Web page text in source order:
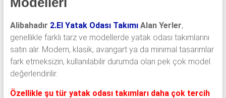
Alibahadır 2.El Yatak Odası TakımıAlan Yerler,
genellikle farklı tarz ve modellerde yatak odası takımlarını
satın alır. Modern, klasik, avangart ya da minimal tasarımlar
fark etmeksizin, kullanılabilir durumda olan pek çok model
değerlendirilir.
Özellikle şu tür yatak odası takımları daha çok tercih